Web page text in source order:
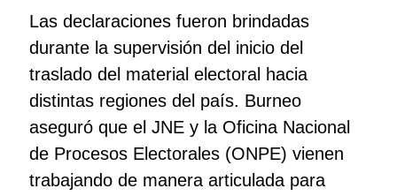
Las declaraciones fueron brindadas
durante la supervisión del inicio del
traslado del material electoral hacia
distintas regiones del país. Burneo
aseguró que el JNE y la Oficina Nacional
de Procesos Electorales (ONPE) vienen
trabajando de manera articulada para